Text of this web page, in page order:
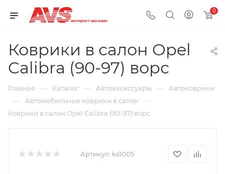
0
Коврики в салон Opel
Calibra (90-97) ворс
Главная — Каталог — Автоаксессуары — Автоковрики
— Автомобильные коврики в салон —
Коврики в салон Opel Calibra (90-97) ворс
Артикул: ks1005